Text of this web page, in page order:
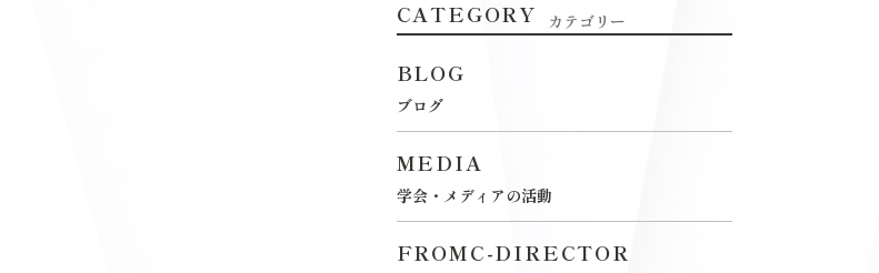
CATEGORY カテゴリー
BLOG
ブログ
MEDIA
学会・メディアの活動
FROMC-DIRECTOR